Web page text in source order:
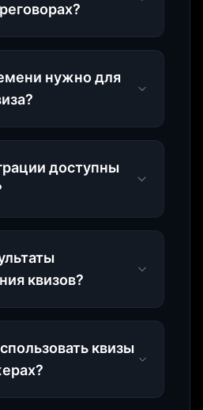
нужно для
доступны
квизов?
квизы